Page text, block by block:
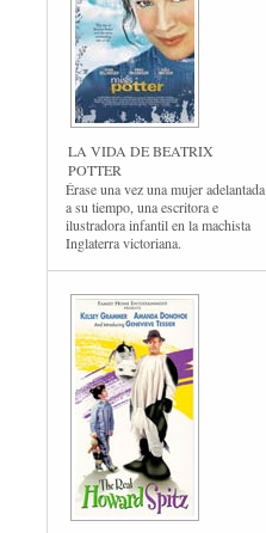
LA VIDA DE BEATRIX
POTTER
Érase una vez una mujer adelantada
a su tiempo, una escritora e
ilustradora infantil en la machista
Inglaterra victoriana.